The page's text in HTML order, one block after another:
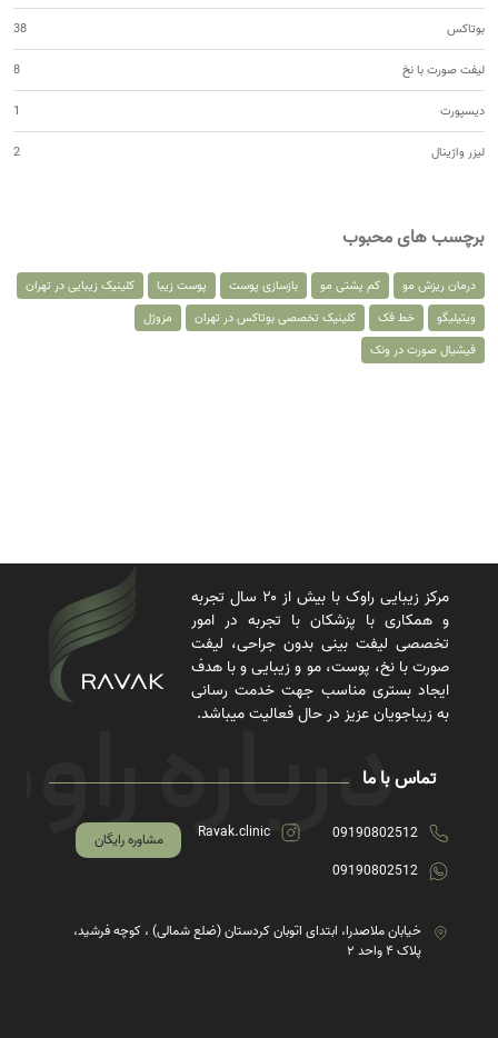
بوتاکس 38
لیفت صورت با نخ 8
دیسپورت 1
لیزر واژینال 2
برچسب های محبوب
درمان ریزش مو کم پشتی مو بازسازی پوست پوست زیبا
کلینیک زیبایی در تهران
ویتیلیگو
خط فک کلینیک تخصصی بوتاکس در تهران
مزوژل
فیشیال صورت در ونک
مرکز زیبایی راوک با بیش از ۲۰ سال تجربه
و همکاری با پزشکان با تجربه در امور
تخصصی لیفت بینی بدون جراحی، لیفت
صورت با نخ، پوست، مو و زیبایی و با هدف
ایجاد بستری مناسب جهت خدمت رسانی
به زیباجویان عزیز در حال فعالیت میباشد.
تماس با ما
09190802512
09190802512
Ravak.clinic مشاوره رایگان
خیابان ملاصدرا، ابتدای اتوبان کردستان (ضلع شمالی) ، کوچه فرشید،
پلاک ۴ واحد ۲